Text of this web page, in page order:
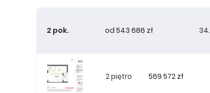
2 pok. od 543 686 zł
2 piętro 569 572 zł